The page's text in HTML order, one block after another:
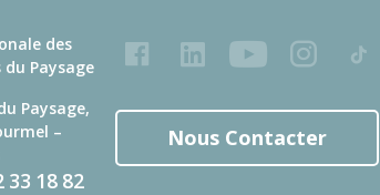
des
Paysage
Paysage,
–
33 18 82
FacebookLinkedInYoutubeInstagram
Tiktok
Nous Contacter